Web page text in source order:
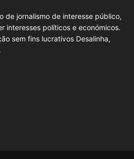
de jornalismo de interesse público,
interesses políticos e económicos.
sem fins lucrativos Desalinha,